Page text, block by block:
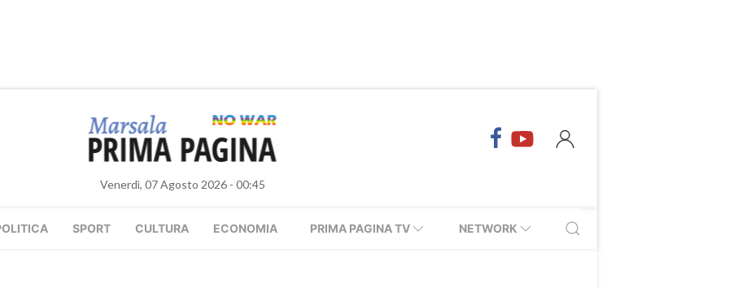
Venerdì, 07 Agosto 2026 - 00:45
SPORT CULTURA ECONOMIA PRIMA PAGINA TV NETWORK